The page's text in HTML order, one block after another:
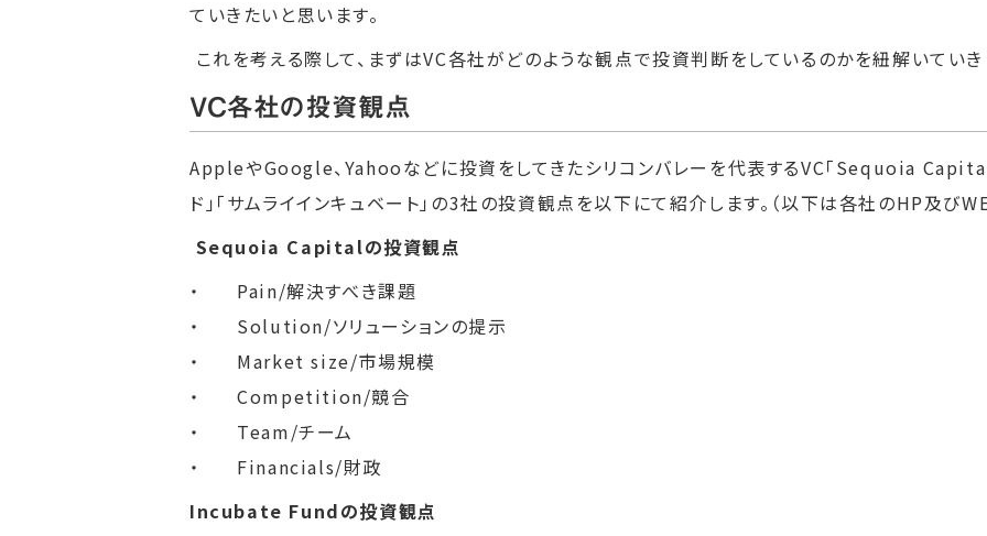
ていきたいと思います。
これを考える際して、まずはVC各社がどのような観点で投資判断をしているのかを紐解いていき
VC各社の投資観点
AppleやGoogle、Yahooなどに投資をしてきたシリコンバレーを代表するVC「Sequoia Capital
ド」「サムライインキュベート」の3社の投資観点を以下にて紹介します。（以下は各社のHP及び
Sequoia Capitalの投資観点
・ Pain/解決すべき課題
・ Solution/ソリューションの提示
・ Market size/市場規模
・ Competition/競合
・ Team/チーム
・ Financials/財政
Incubate Fundの投資観点